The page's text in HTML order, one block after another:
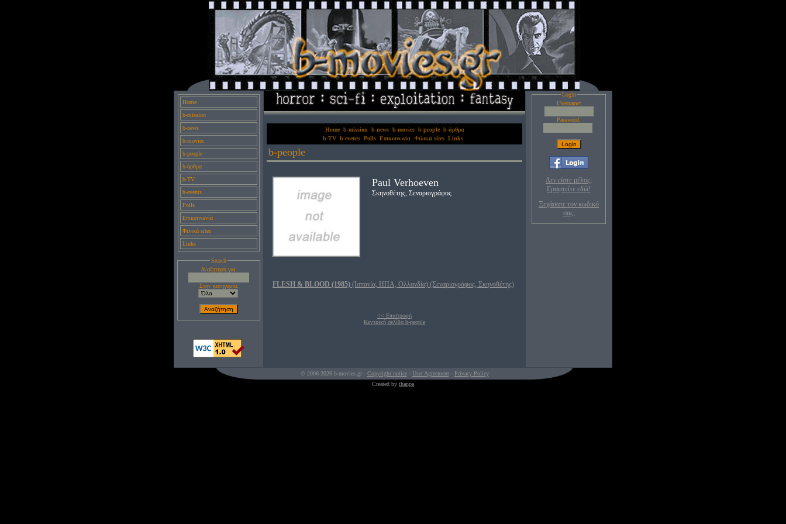
Home
b-mission
b-news
b-movies
b-people
b-άρθρα
b-TV
b-events
Polls
Επικοινωνία
Φιλικά sites
Links
Search
Αναζητηση για:
Στην κατηγορία:
Home b-mission b-news b-movies b-people b-άρθρα
b-TV b-events Polls Επικοινωνία Φιλικά sites Links
b-people
Paul Verhoeven
Σκηνοθέτης, Σεναριογράφος
FLESH & BLOOD (1985) (Ισπανία, ΗΠΑ, Ολλανδία) (Σεναριογράφος, Σκηνοθέτης)
<< Επιστροφή
Κεντρική σελίδα b-people
Login
Username:
Password:
Δεν είστε μέλος;
Γραφτείτε εδώ!
Ξεχάσατε τον κωδικό
σας;
© 2006-2026 b-movies.gr - Copyright notice- User Agreement - Privacy Policy
Created by thanpa